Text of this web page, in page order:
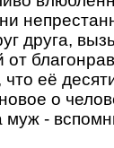
друга,
от
её
о
муж -